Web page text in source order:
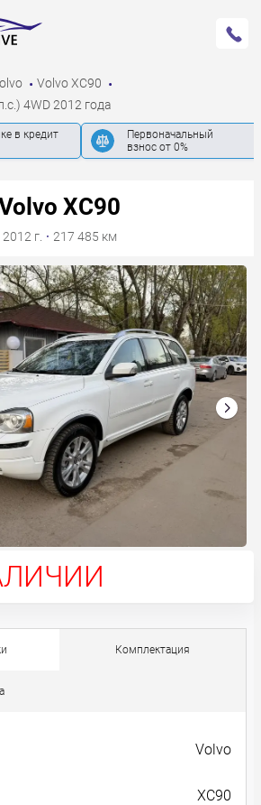
Volvo XC90
4WD 2012 года
в кредит
Первоначальный
взнос от 0%
XC90
2012 г. · 217 485 км
Комплектация
Volvo
XC90